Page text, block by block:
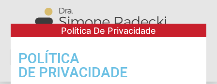
Política De Privacidade
POLÍTICA
DE PRIVACIDADE